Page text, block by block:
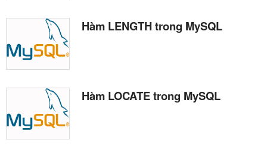
Hàm LENGTH trong MySQL
Hàm LOCATE trong MySQL